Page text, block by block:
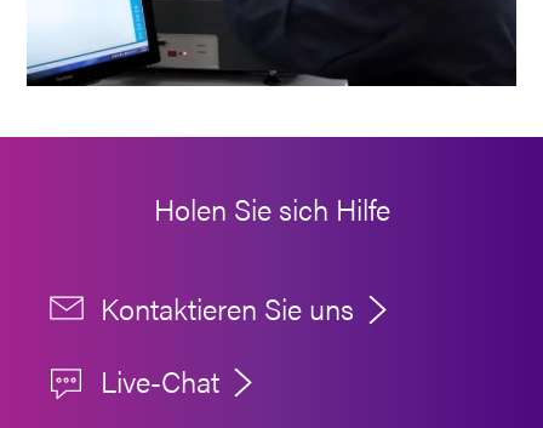
Holen Sie sich Hilfe
Kontaktieren Sie uns
Live-Chat